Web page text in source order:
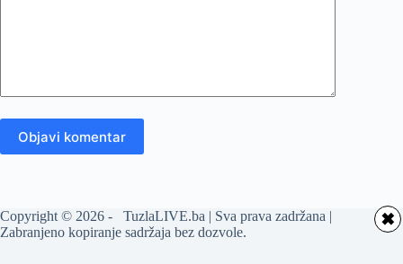
Objavi komentar
Copyright © 2026 - TuzlaLIVE.ba | Sva prava zadržana |
Zabranjeno kopiranje sadržaja bez dozvole.
✖